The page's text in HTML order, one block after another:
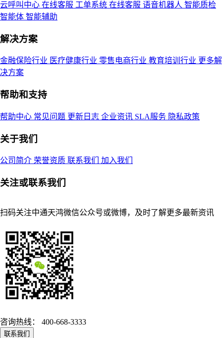
云呼叫中心 在线客服 工单系统 在线客服 语音机器人 智能质检
智能体 智能辅助
解决方案
金融保险行业 医疗健康行业 零售电商行业 教育培训行业 更多解
决方案
帮助和支持
帮助中心 常见问题 更新日志 企业资讯 SLA服务 隐私政策
关于我们
公司简介 荣誉资质 联系我们 加入我们
关注或联系我们
扫码关注中通天鸿微信公众号或微博，及时了解更多最新资讯
咨询热线： 400-668-3333
联系我们